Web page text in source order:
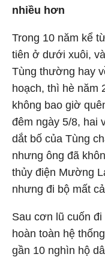
nhiều hơn
Trong 10 năm kể
tiên ở dưới xuôi,
Tùng thường hay
hoạch, thì hè năm
không bao giờ
đêm ngày 5/8, hai
dắt bố của Tùng
nhưng ông đã
thủy điện Mường
nhưng đi bộ mất
Sau cơn lũ cuốn
hoàn toàn hệ
gần 10 nghìn hộ